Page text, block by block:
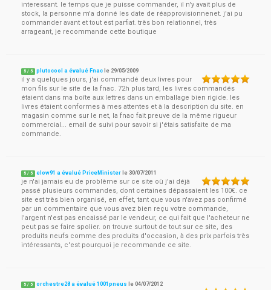
interessant. le temps que je puisse commander, il n'y avait plus de
stock, la personne m'a donné les date de réapprovisionnenet. j'ai pu
commander avant et tout est parfiat. très bon relationnel, très
arrageant, je recommande cette boutique
5 / 5 plutocool a évalué Fnac le 29/05/2009
il y a quelques jours, j'ai commandé deux livres pour
mon fils sur le site de la fnac. 72h plus tard, les livres commandés
étaient dans ma boîte aux lettres dans un emballage bien rigide. les
livres étaient conformes à mes attentes et à la description du site. en
magasin comme sur le net, la fnac fait preuve de la même rigueur
commercial... email de suivi pour savoir si j'étais satisfaite de ma
commande.
5 / 5 elow91 a évalué PriceMinister le30/07/2011
je n'ai jamais eu de problème sur ce site où j'ai déjà
passé plusieurs commandes, dont certaines dépassaient les 100€. ce
site est très bien organisé, en effet, tant que vous n'avez pas confirmé
par un commentaire que vous avez bien reçu votre commande,
l'argent n'est pas encaissé par le vendeur, ce qui fait que l'acheteur ne
peut pas se faire spolier. on trouve surtout de tout sur ce site, des
produits neufs comme des produits d'occasion, à des prix parfois très
intéressants, c'est pourquoi je recommande ce site.
5 / 5 orchestre28 a évalué 1001pneus le04/07/2012